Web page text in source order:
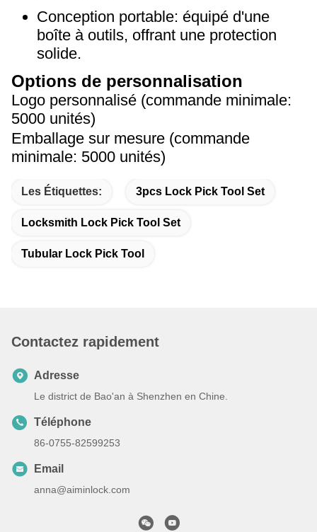
Conception portable: équipé d'une
boîte à outils, offrant une protection
solide.
Options de personnalisation
Logo personnalisé (commande minimale:
5000 unités)
Emballage sur mesure (commande
minimale: 5000 unités)
Les Étiquettes: 3pcs Lock Pick Tool Set
Locksmith Lock Pick Tool Set
Tubular Lock Pick Tool
Contactez rapidement
Adresse
Le district de Bao'an à Shenzhen en Chine.
Téléphone
86-0755-82599253
Email
anna@aiminlock.com